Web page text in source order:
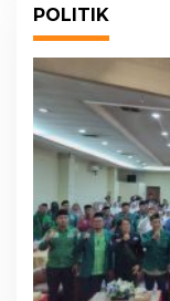
POLITIK